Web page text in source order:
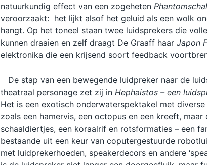
natuurkundig effect van een zogeheten
veroorzaakt: het lijkt alsof het geluid als een wolk
hangt. Op het toneel staan twee luidsprekers die
kunnen draaien en zelf draagt De Graaff haar Japon
elektronika die een krijsend soort feedback
De stap van een bewegende luidpreker naar de
theatraal personage zet zij in Hephaistos – een
Het is een exotisch onderwaterspektakel met
zoals een hamervis, een octopus en een kreeft, maar
schaaldiertjes, een koraalrif en rotsformaties – een
bestaande uit een keur van coputergestuurde
met luidprekerhoeden, speakerdecors en andere